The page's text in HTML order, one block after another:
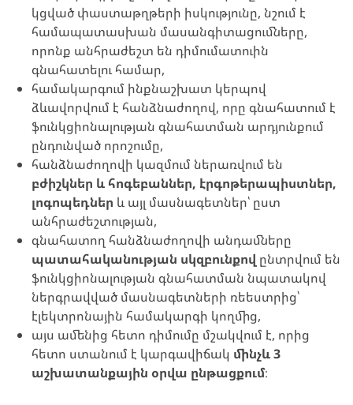
կցված փաստաթղթերի իսկությունը, նշում է
համապատասխան մասանգիտացումները,
որոնք անհրաժեշտ են դիմումատուին
գնահատելու համար,
համակարգում ինքնաշխատ կերպով
ձևավորվում է հանձնաժողով, որը գնահատում է
ֆունկցիոնալության գնահատման արդյունքում
ընդունված որոշումը,
հանձնաժողովի կազմում ներառվում են
բժիշկներ և հոգեբաններ, էրգոթերապիստներ,
լոգոպեդներ և այլ մասնագետներ՝ ըստ
անհրաժեշտության,
գնահատող հանձնաժողովի անդամները
պատահականության սկզբունքով ընտրվում են
ֆունկցիոնալության գնահատման նպատակով
ներգրավված մասնագետների ռեեստրից՝
էլեկտրոնային համակարգի կողմից,
այս ամենից հետո դիմումը մշակվում է, որից
հետո ստանում է կարգավիճակ մինչև 3
աշխատանքային օրվա ընթացքում։